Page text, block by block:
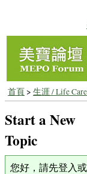
首頁> 生涯 / Life
Start a New
Topic
您好，請先登入